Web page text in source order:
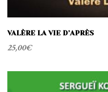
VALÈRE LA VIE D’APRÈS
25,00€